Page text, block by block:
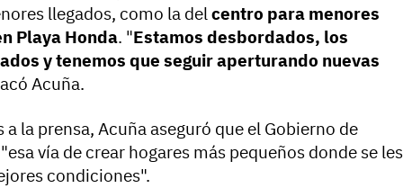
llegados, como la delcentro para menores
Playa Honda. "Estamos desbordados, los
y tenemos que seguir aperturando nuevas
Acuña.
a la prensa, Acuña aseguró que el Gobierno de
vía de crear hogares más pequeños donde se les
condiciones".